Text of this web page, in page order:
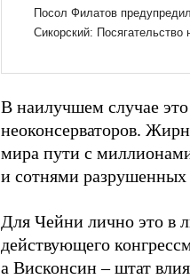
В наилучшем случае
неоконсерваторов.
мира пути с
и сотнями разрушенных
Для Чейни лично это в
действующего
а Висконсин – штат